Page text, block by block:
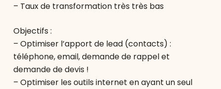
– Taux de transformation très très bas
Objectifs :
– Optimiser l’apport de lead (contacts) :
téléphone, email, demande de rappel et
demande de devis !
– Optimiser les outils internet en ayant un seul